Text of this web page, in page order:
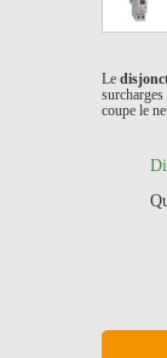
Le
coupe le